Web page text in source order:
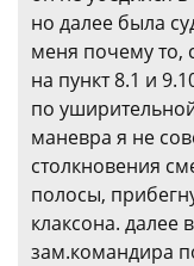
но далее была
меня почему то,
на пункт 8.1 и
по
маневра я не
столкновения
полосы,
клаксона.
зам.командира